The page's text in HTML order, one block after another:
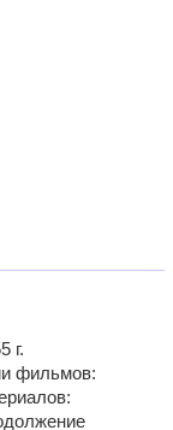
г.
фильмов: